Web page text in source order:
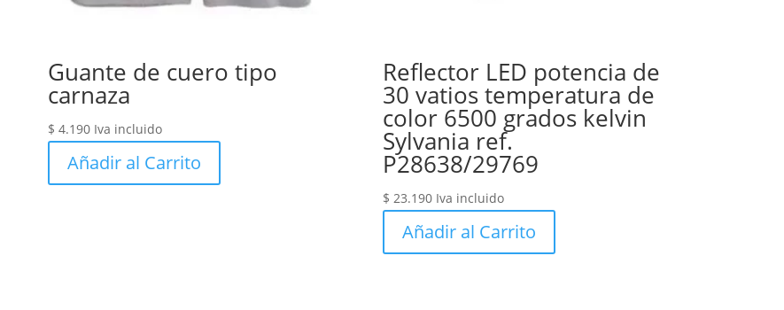
Guante de cuero tipo
carnaza
$ 4.190 Iva incluido
Añadir al Carrito
Reflector LED potencia de
30 vatios temperatura de
color 6500 grados kelvin
Sylvania ref.
P28638/29769
$ 23.190 Iva incluido
Añadir al Carrito